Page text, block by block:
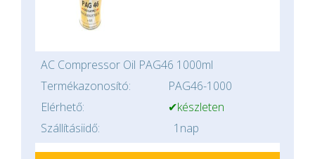
AC Compressor Oil PAG46 1000ml
Termékazonosító:
PAG46-1000
Elérhető:
✔készleten
Szállításiidő:
1nap